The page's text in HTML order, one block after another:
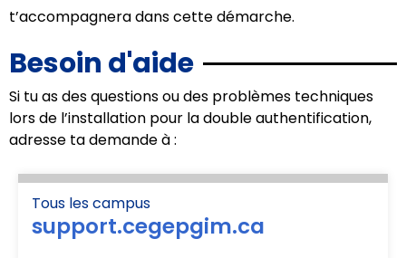
t’accompagnera dans cette démarche.
Besoin d'aide
Si tu as des questions ou des problèmes techniques
lors de l’installation pour la double authentification,
adresse ta demande à :
Tous les campus
support.cegepgim.ca